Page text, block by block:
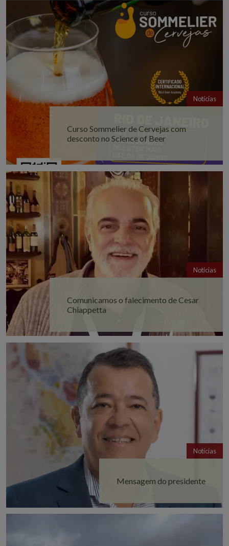
Notícias
Curso Sommelier de Cervejas com
desconto no Science of Beer
Notícias
Comunicamos o falecimento de Cesar
Chiappetta
Notícias
Mensagem do presidente